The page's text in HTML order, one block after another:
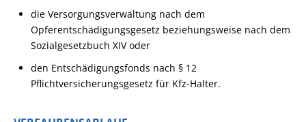
die Versorgungsverwaltung nach dem
Opferentschädigungsgesetz beziehungsweise nach dem
Sozialgesetzbuch XIV oder
den Entschädigungsfonds nach § 12
Pflichtversicherungsgesetz für Kfz-Halter.